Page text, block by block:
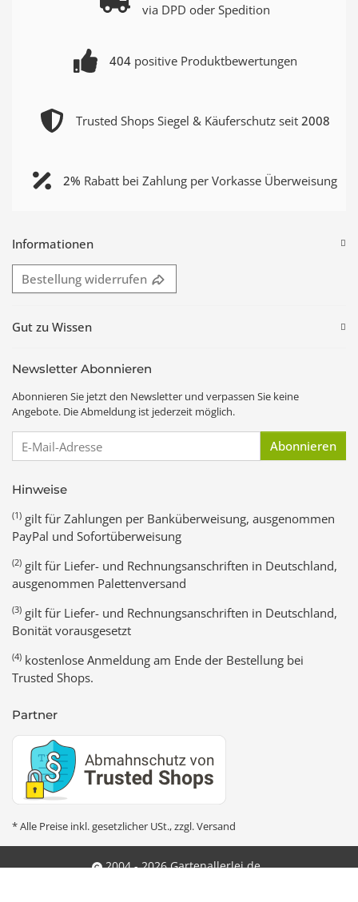
via DPD oder Spedition
404positive Produktbewertungen
Trusted Shops Siegel & Käuferschutz seit 2008
2% Rabatt bei Zahlung per Vorkasse Überweisung
Informationen
Bestellung widerrufen
Gut zu Wissen
Newsletter Abonnieren
Abonnieren Sie jetzt den Newsletter und verpassen Sie keine
Angebote. Die Abmeldung ist jederzeit möglich.
E-Mail-Adresse Abonnieren
Hinweise
(1) gilt für Zahlungen per Banküberweisung, ausgenommen
PayPal und Sofortüberweisung
(2) gilt für Liefer- und Rechnungsanschriften in Deutschland,
ausgenommen Palettenversand
(3) gilt für Liefer- und Rechnungsanschriften in Deutschland,
Bonität vorausgesetzt
(4) kostenlose Anmeldung am Ende der Bestellung bei
Trusted Shops.
Partner
* Alle Preise inkl. gesetzlicher USt., zzgl.Versand
2004 - 2026 Gartenallerlei.de